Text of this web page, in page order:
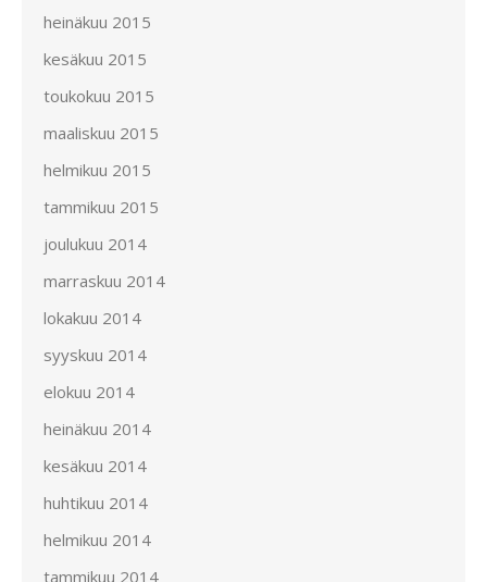
heinäkuu 2015
kesäkuu 2015
toukokuu 2015
maaliskuu 2015
helmikuu 2015
tammikuu 2015
joulukuu 2014
marraskuu 2014
lokakuu 2014
syyskuu 2014
elokuu 2014
heinäkuu 2014
kesäkuu 2014
huhtikuu 2014
helmikuu 2014
tammikuu 2014